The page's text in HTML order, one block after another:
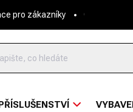
pro zákazníky O nás